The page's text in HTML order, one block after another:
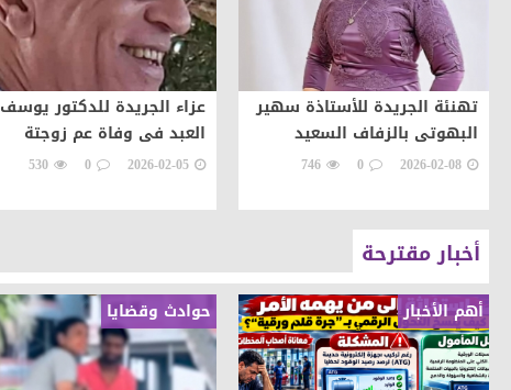
تهنئة الجريدة للأستاذة سهير
البهوتى بالزفاف السعيد
2026-02-08
0
746
عزاء الجريدة للدكتور يوسف
العبد فى وفاة عم زوجتة
2026-02-05
0
530
أخبار مقترحة
أهم الأخبار حوادث وقضايا